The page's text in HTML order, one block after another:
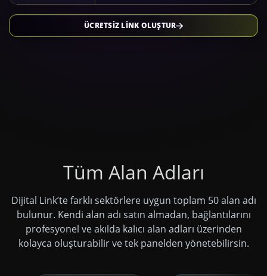
ÜCRETSİZ LİNK OLUŞTUR
Tüm Alan Adları
Dijital Link’te farklı sektörlere uygun toplam 50 alan adı
bulunur. Kendi alan adı satın almadan, bağlantılarını
profesyonel ve akılda kalıcı alan adları üzerinden
kolayca oluşturabilir ve tek panelden yönetebilirsin.